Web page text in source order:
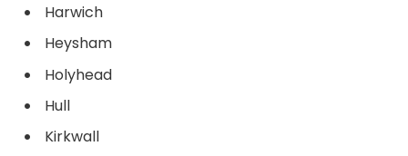
Harwich
Heysham
Holyhead
Hull
Kirkwall